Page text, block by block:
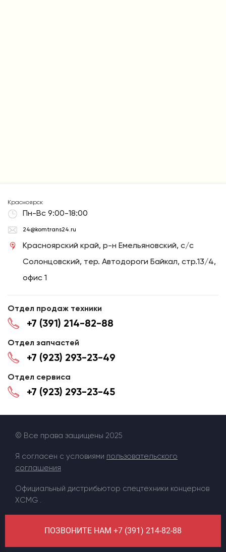
ПОЗВОНИТЕ НАМ +7 (391) 214-82-88
Красноярск
Пн-Вс 9:00-18:00
24@komtrans24.ru
Красноярский край, р-н Емельяновский, с/с
Солонцовский, тер. Автодороги Байкал, стр.13/4,
офис 1
Отдел продаж техники
+7 (391) 214-82-88
Отдел запчастей
+7 (923) 293-23-49
Отдел сервиса
+7 (923) 293-23-45
© Все права защищены 2025
Я согласен с условиями пользовательского
соглашения
Официальный дистрибьютор спецтехники концернов
XCMG .